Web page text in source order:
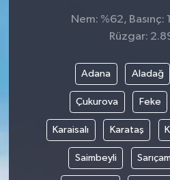
Nem: %62, Basınç:
Rüzgar:
Adana Aladağ
Çukurova Feke
Karaisalı Karataş
Saimbeyli